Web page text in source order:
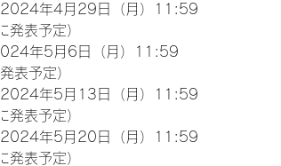
年4月29日（月）11:59
表予定）
年5月6日（月）11:59
表予定）
年5月13日（月）11:59
表予定）
年5月20日（月）11:59
表予定）